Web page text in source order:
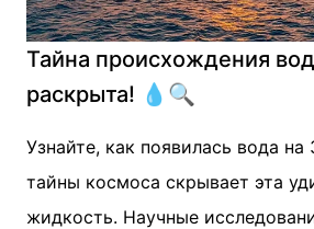
Тайна происхождения
раскрыта! 💧🔍
Узнайте, как появилась вода
тайны космоса скрывает эта
жидкость. Научные